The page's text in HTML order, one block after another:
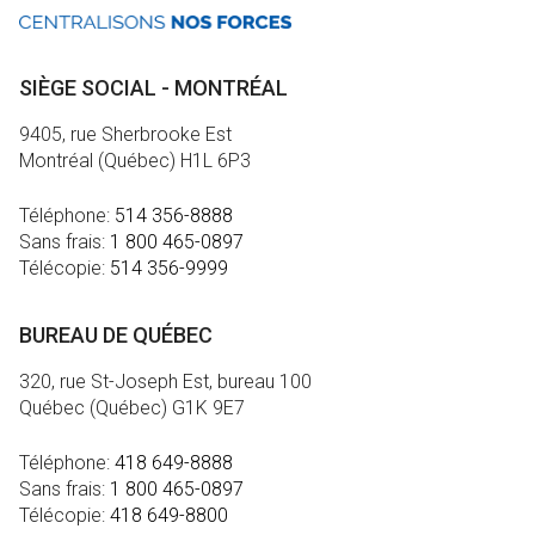
SIÈGE SOCIAL - MONTRÉAL
9405, rue Sherbrooke Est
Montréal (Québec) H1L 6P3
Téléphone: 514 356-8888
Sans frais: 1 800 465-0897
Télécopie: 514 356-9999
BUREAU DE QUÉBEC
320, rue St-Joseph Est, bureau 100
Québec (Québec) G1K 9E7
Téléphone: 418 649-8888
Sans frais: 1 800 465-0897
Télécopie: 418 649-8800